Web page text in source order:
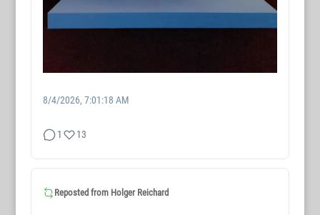
8/4/2026, 7:01:18 AM
1 13
Reposted from Holger Reichard